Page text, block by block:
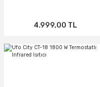
4.999,00 TL